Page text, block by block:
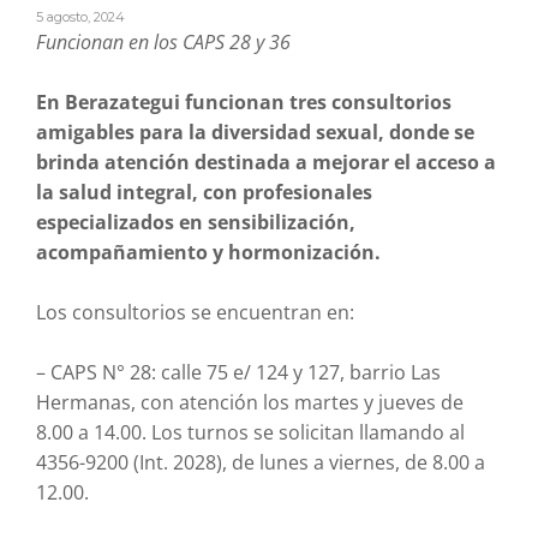
5 agosto, 2024
Funcionan en los CAPS 28 y 36
En Berazategui funcionan tres consultorios
amigables para la diversidad sexual, donde se
brinda atención destinada a mejorar el acceso a
la salud integral, con profesionales
especializados en sensibilización,
acompañamiento y hormonización.
Los consultorios se encuentran en:
– CAPS N° 28: calle 75 e/ 124 y 127, barrio Las
Hermanas, con atención los martes y jueves de
8.00 a 14.00. Los turnos se solicitan llamando al
4356-9200 (Int. 2028), de lunes a viernes, de 8.00 a
12.00.